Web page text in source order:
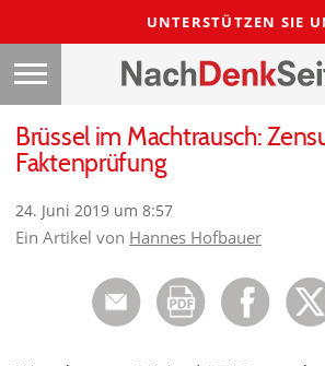
UNTERSTÜTZEN SIE
Brüssel im Machtrausch:
Faktenprüfung
24. Juni 2019 um 8:57
Ein Artikel von Hannes Hofbauer